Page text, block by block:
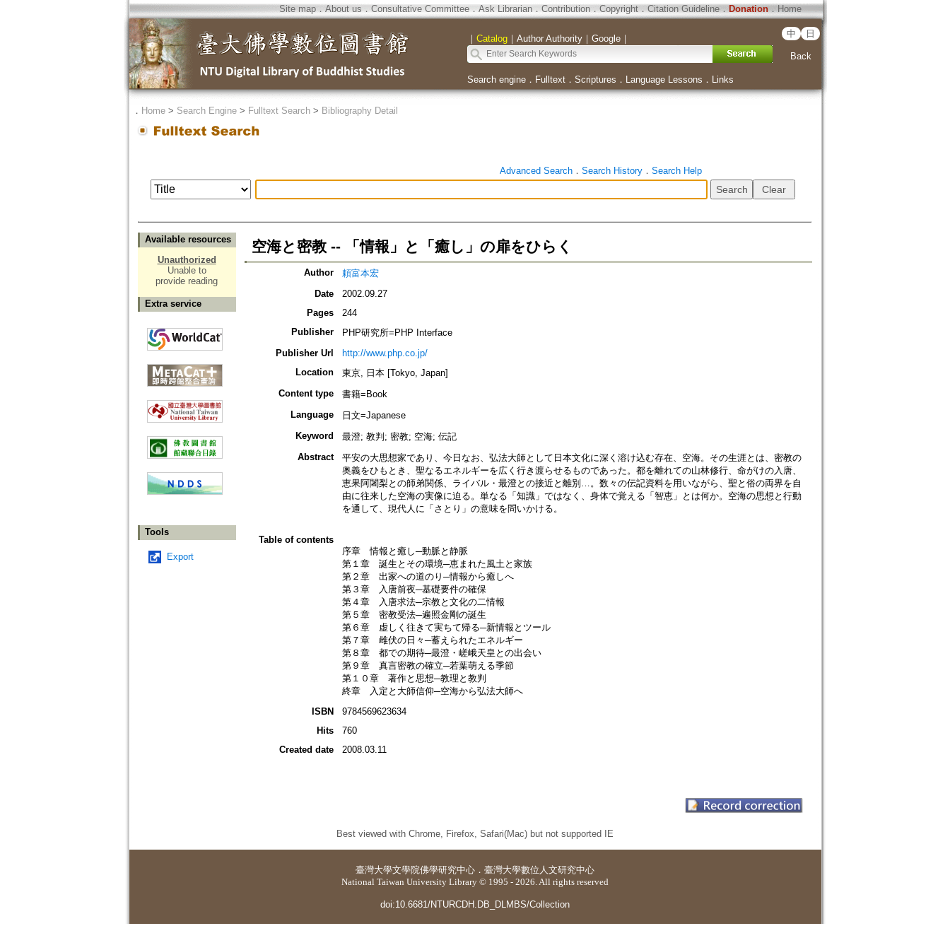
Site map．About us ． Consultative Committee． Ask Librarian． Contribution．Copyright．Citation Guideline． Donation．Home
｜ Catalog｜ Author Authority｜ Google｜ 中 日
Back
Search engine． Fulltext． Scriptures ． Language Lessons ． Links
． Home> Search Engine> Fulltext Search> Bibliography Detail
Advanced Search． Search History． Search Help
Available resources
Unauthorized
Unable to
provide reading
Extra service
Tools
Export
空海と密教 -- 「情報」と「癒し」の扉をひらく
Author
頼富本宏
Date
2002.09.27
Pages
244
Publisher
PHP研究所=PHP Interface
Publisher Url
http://www.php.co.jp/
Location
東京, 日本 [Tokyo, Japan]
Content type
書籍=Book
Language
日文=Japanese
Keyword
最澄; 教判; 密教; 空海; 伝記
Abstract
平安の大思想家であり、今日なお、弘法大師として日本文化に深く溶け込む存在、空海。その生涯とは、密教の
奥義をひもとき、聖なるエネルギーを広く行き渡らせるものであった。都を離れての山林修行、命がけの入唐、
恵果阿闍梨との師弟関係、ライバル・最澄との接近と離別…。数々の伝記資料を用いながら、聖と俗の両界を自
由に往来した空海の実像に迫る。単なる「知識」ではなく、身体で覚える「智恵」とは何か。空海の思想と行動
を通して、現代人に「さとり」の意味を問いかける。
Table of contents
序章 情報と癒し─動脈と静脈
第１章 誕生とその環境─恵まれた風土と家族
第２章 出家への道のり─情報から癒しへ
第３章 入唐前夜─基礎要件の確保
第４章 入唐求法─宗教と文化の二情報
第５章 密教受法─遍照金剛の誕生
第６章 虚しく往きて実ちて帰る─新情報とツール
第７章 雌伏の日々─蓄えられたエネルギー
第８章 都での期待─最澄・嵯峨天皇との出会い
第９章 真言密教の確立─若葉萌える季節
第１０章 著作と思想─教理と教判
終章 入定と大師信仰─空海から弘法大師へ
ISBN
9784569623634
Hits
760
Created date
2008.03.11
Best viewed with Chrome, Firefox, Safari(Mac) but not supported IE
臺灣大學文學院佛學研究中心 ． 臺灣大學數位人文研究中心
National Taiwan University Library © 1995 - 2026. All rights reserved
doi:10.6681/NTURCDH.DB_DLMBS/Collection